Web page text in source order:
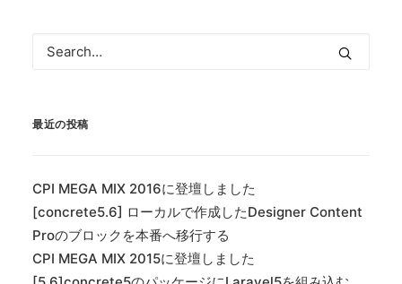
最近の投稿
CPI MEGA MIX 2016に登壇しました
[concrete5.6] ローカルで作成したDesigner Content
Proのブロックを本番へ移行する
CPI MEGA MIX 2015に登壇しました